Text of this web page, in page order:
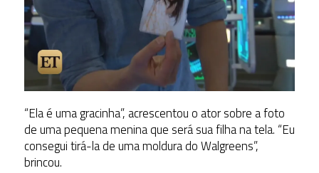
“Ela é uma gracinha”, acrescentou o ator sobre a foto
de uma pequena menina que será sua filha na tela. “Eu
consegui tirá-la de uma moldura do Walgreens”,
brincou.